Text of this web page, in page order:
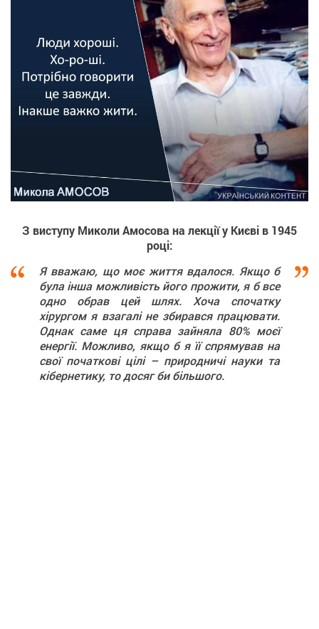
З виступу Миколи Амосова на лекції у Києві в 1945
році:
Я вважаю, що моє життя вдалося. Якщо б
була інша можливість його прожити, я б все
одно обрав цей шлях. Хоча спочатку
хірургом я взагалі не збирався працювати.
Однак саме ця справа зайняла 80% моєї
енергії. Можливо, якщо б я її спрямував на
свої початкові цілі – природничі науки та
кібернетику, то досяг би більшого.